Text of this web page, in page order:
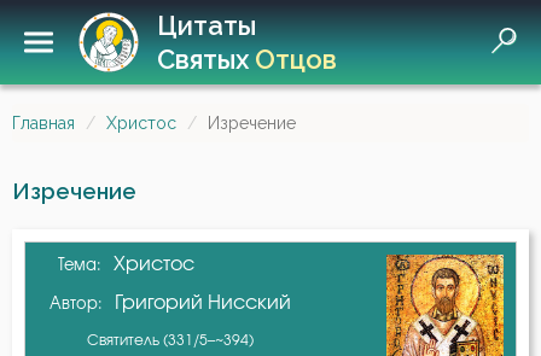
Цитаты
СвятыхОтцов
Главная Христос Изречение
Изречение
Тема: Христос
Автор: Григорий Нисский
Святитель (331/5–~394)